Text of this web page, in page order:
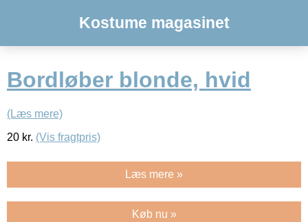
Kostume magasinet
Bordløber blonde, hvid
(Læs mere)
20 kr. (Vis fragtpris)
Læs mere »
Køb nu »